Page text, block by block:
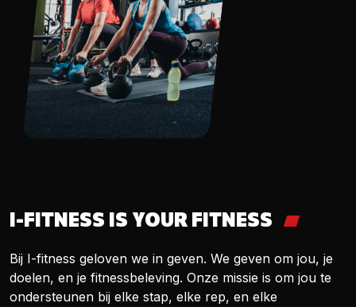
I-FITNESS IS YOUR FITNESS
Bij I-fitness geloven we in geven. We geven om jou, je
doelen, en je fitnessbeleving. Onze missie is om jou te
ondersteunen bij elke stap, elke rep, en elke